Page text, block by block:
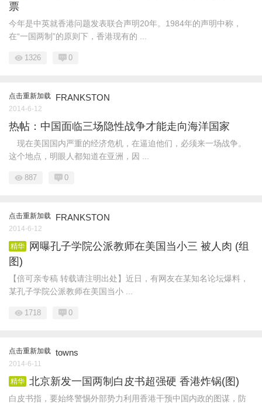
票
今年是中英就香港问题发表联合声明20年。1984年的声明中称，
在“一国两制”的原则下，香港现有的 ...
1326 0
点击重新加载 FRANKSTON
2014-6-12
热帖：中国面临三场隐性战争才能走向海洋国家
现在美国国内严重的经济危机，在逼迫他们，必须来一场战争。
这个地点，明眼人都知道在亚洲，因 ...
887 0
点击重新加载 FRANKSTON
2014-6-12
精华
网曝孔子学院公派教师在​美国当小三 被人肉 (组
图)
【倍可亲专稿 转载请注明出处】近日，有网友在某知名论坛爆料，
某孔子学院公派教师在​美国当小 ...
1718 0
点击重新加载 towns
2014-6-11
精华 北京新发一国两制白皮书超强硬 香港炸锅(图)
白皮书指，要始终警惕外部势力利用香港干预中国内政的图谋，防